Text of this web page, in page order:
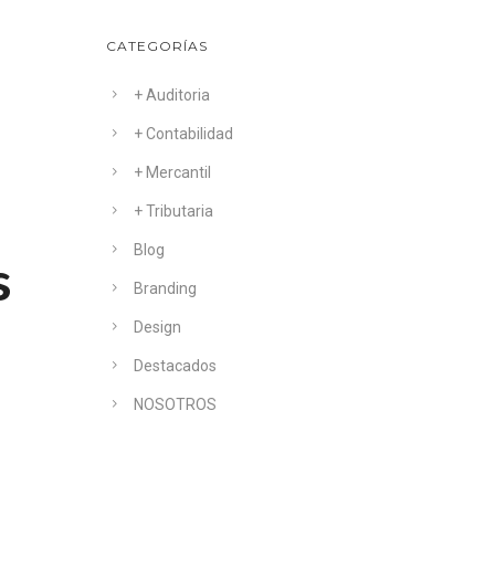
CATEGORÍAS
+ Auditoria
+ Contabilidad
+ Mercantil
+ Tributaria
Blog
Branding
Design
Destacados
NOSOTROS